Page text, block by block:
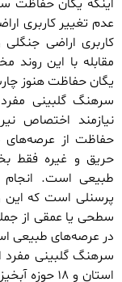
اینکه یگان حفاظت
عدم تغییر کاربری
کاربری اراضی
مقابله با این
یگان حفاظت هنوز
سرهنگ گلبینی
نیازمند اختصاص
حفاظت از عرصه‌های
حریق و غیره فقط
طبیعی است. انجام
پرسنلی است که این
سطحی یا عمقی از
در عرصه‌های طبیعی
استان و ۱۸